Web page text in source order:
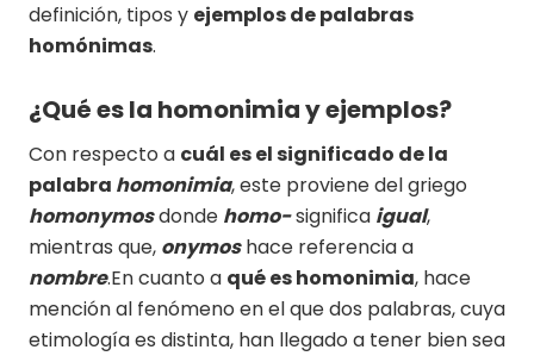
definición, tipos y ejemplos de palabras
homónimas.
¿Qué es la homonimia y ejemplos?
Con respecto a cuál es el significado de la
palabra homonimia, este proviene del griego
homonymosdonde homo-significa igual,
mientras que, onymoshace referencia a
nombre.En cuanto a qué es homonimia, hace
mención al fenómeno en el que dos palabras, cuya
etimología es distinta, han llegado a tener bien sea